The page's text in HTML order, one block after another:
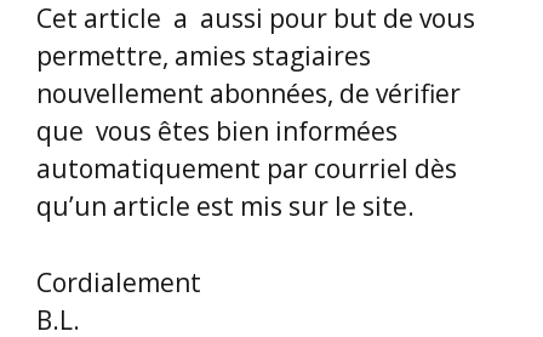
Cet article a aussi pour but de vous
permettre, amies stagiaires
nouvellement abonnées, de vérifier
que vous êtes bien informées
automatiquement par courriel dès
qu’un article est mis sur le site.
Cordialement
B.L.